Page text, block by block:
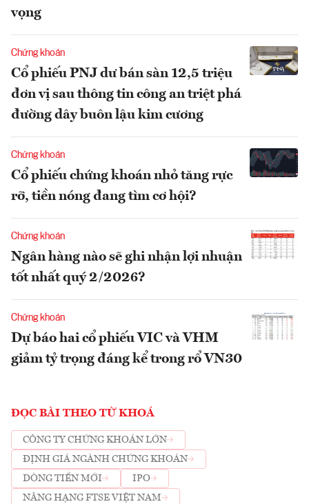
vọng
Chứng khoán
Cổ phiếu PNJ dư bán sàn 12,5 triệu
đơn vị sau thông tin công an triệt phá
đường dây buôn lậu kim cương
Chứng khoán
Cổ phiếu chứng khoán nhỏ tăng rực
rỡ, tiền nóng đang tìm cơ hội?
Chứng khoán
Ngân hàng nào sẽ ghi nhận lợi nhuận
tốt nhất quý 2/2026?
Chứng khoán
Dự báo hai cổ phiếu VIC và VHM
giảm tỷ trọng đáng kể trong rổ VN30
ĐỌC BÀI THEO TỪ KHOÁ
CÔNG TY CHỨNG KHOÁN LỚN
ĐỊNH GIÁ NGÀNH CHỨNG KHOÁN
DÒNG TIỀN MỚI
IPO
NÂNG HẠNG FTSE VIỆT NAM